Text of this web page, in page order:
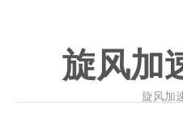
旋风加
旋风加